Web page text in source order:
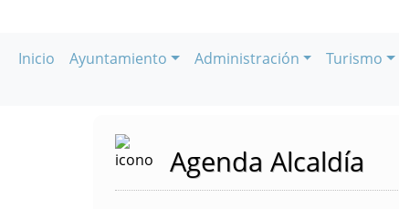
Inicio Ayuntamiento Administración Turismo
Agenda Alcaldía